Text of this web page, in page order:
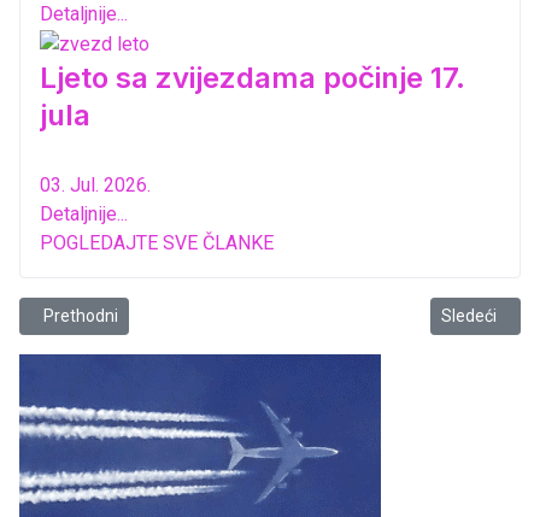
Detaljnije...
Ljeto sa zvijezdama počinje 17.
jula
03. Jul. 2026.
Detaljnije...
POGLEDAJTE SVE ČLANKE
Prethodni članak: Promocija knjige “Ka’ Etehoimnta” Senada
Prethodni Sledeći
Sledeći